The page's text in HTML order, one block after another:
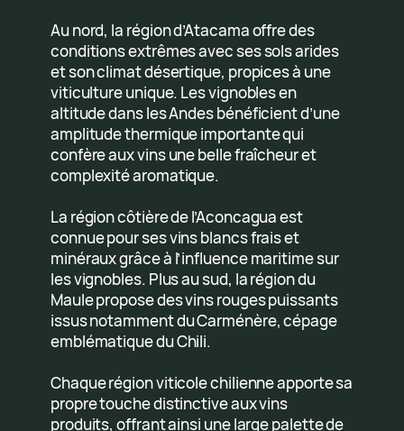
Au nord, la région d’Atacama offre des
conditions extrêmes avec ses sols arides
et son climat désertique, propices à une
viticulture unique. Les vignobles en
altitude dans les Andes bénéficient d’une
amplitude thermique importante qui
confère aux vins une belle fraîcheur et
complexité aromatique.
La région côtière de l’Aconcagua est
connue pour ses vins blancs frais et
minéraux grâce à l’influence maritime sur
les vignobles. Plus au sud, la région du
Maule propose des vins rouges puissants
issus notamment du Carménère, cépage
emblématique du Chili.
Chaque région viticole chilienne apporte sa
propre touche distinctive aux vins
produits, offrant ainsi une large palette de